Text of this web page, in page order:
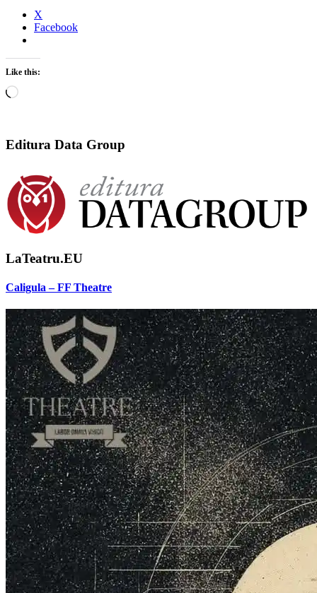
X
Facebook
Like this:
Loading…
Editura Data Group
LaTeatru.EU
Caligula – FF Theatre